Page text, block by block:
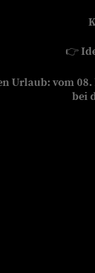
👉
Urlaub: vom 08.
bei